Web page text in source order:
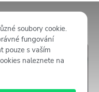
soubory cookie.
fungování
pouze s vaším
naleznete na